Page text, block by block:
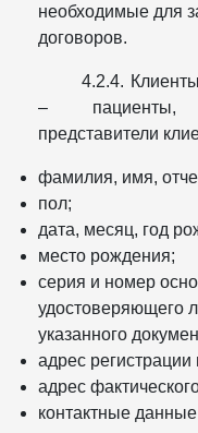
необходимые для
договоров.
4.2.4.
– пациенты,
представители
фамилия, имя,
пол;
дата, месяц, год
место рождения;
серия и номер
удостоверяющего
указанного
адрес регистрации
адрес
контактные